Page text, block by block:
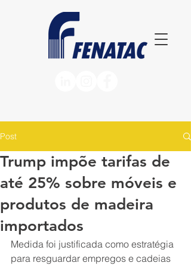
Post
Trump impõe tarifas de
até 25% sobre móveis e
produtos de madeira
importados
Medida foi justificada como estratégia
para resguardar empregos e cadeias